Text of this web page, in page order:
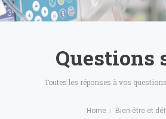
Questions
Toutes les réponses à vos
Home
Bien-être et